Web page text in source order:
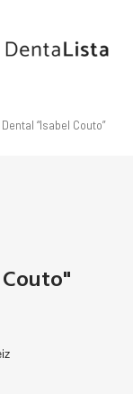
“Isabel Couto”